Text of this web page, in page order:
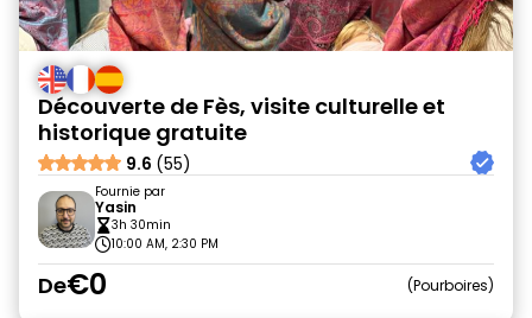
Découverte de Fès, visite culturelle et
historique gratuite
9.6 (55)
Fournie par
Yasin
3h 30min
10:00 AM, 2:30 PM
De€0 Pourboires